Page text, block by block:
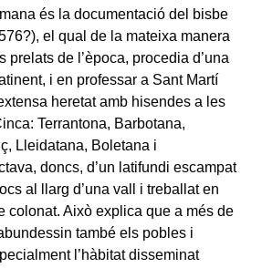
és la documentació del bisbe
el qual de la mateixa manera
prelats de l’època, procedia d’una
i en professar a Sant Martí
heretat amb hisendes a les
Terrantona, Barbotana,
Lleidatana, Boletana i
doncs, d’un latifundi escampat
al llarg d’una vall i treballat en
colonat. Això explica que a més de
també els pobles i
l’hàbitat disseminat